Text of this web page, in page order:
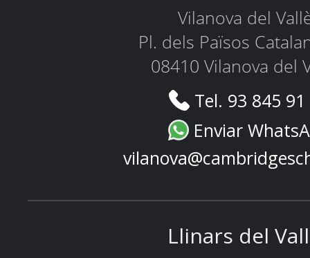
Vilanova del
Pl. dels Països
08410 Vilanova del
Tel. 93 845
Enviar
Llinars del